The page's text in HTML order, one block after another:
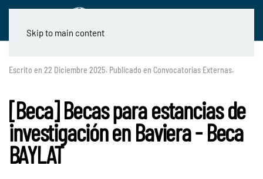
Skip to main content
Escrito en 22 Diciembre 2025. Publicado en Convocatorias Externas.
[Beca] Becas para estancias de
investigación en Baviera - Beca
BAYLAT